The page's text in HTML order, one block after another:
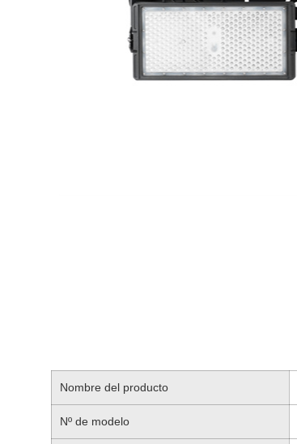
Nombre del producto
Nº de modelo